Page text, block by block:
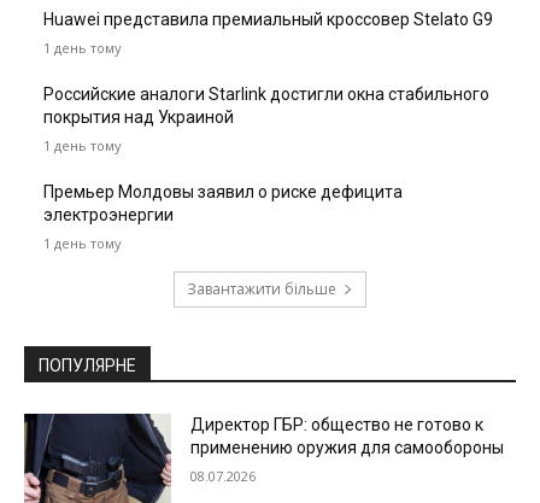
Huawei представила премиальный кроссовер Stelato G9
1 день тому
Российские аналоги Starlink достигли окна стабильного
покрытия над Украиной
1 день тому
Премьер Молдовы заявил о риске дефицита
электроэнергии
1 день тому
Завантажити більше
ПОПУЛЯРНЕ
Директор ГБР: общество не готово к
применению оружия для самообороны
08.07.2026